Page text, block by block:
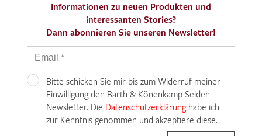
Informationen zu neuen Produkten und
interessanten Stories?
Dann abonnieren Sie unseren Newsletter!
Bitte schicken Sie mir bis zum Widerruf meiner
Einwilligung den Barth & Könenkamp Seiden
Newsletter. Die Datenschutzerklärunghabe ich
zur Kenntnis genommen und akzeptiere diese.